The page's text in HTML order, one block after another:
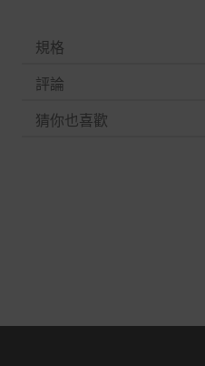
規格
評論
猜你也喜歡